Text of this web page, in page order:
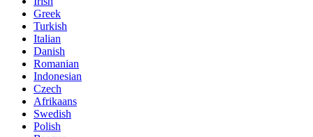
Greek
Turkish
Italian
Danish
Romanian
Indonesian
Czech
Afrikaans
Swedish
Polish